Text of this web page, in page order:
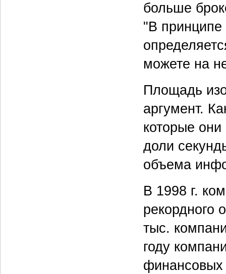
больше
"В принципе
можете на
Площадь
аргумент.
которые они
доли
объема
В 1998 г.
рекордного
тыс.
году
финансовых